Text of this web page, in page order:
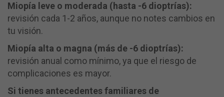
Miopía leve o moderada (hasta -6 dioptrías):
revisión cada 1-2 años, aunque no notes cambios en
tu visión.
Miopía alta o magna (más de -6 dioptrías):
revisión anual como mínimo, ya que el riesgo de
complicaciones es mayor.
Si tienes antecedentes familiares de